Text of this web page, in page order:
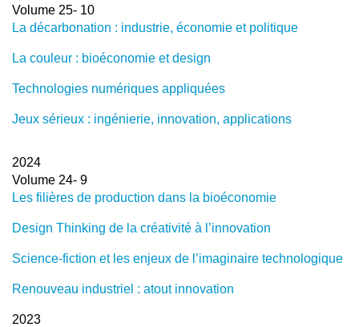
Volume 25- 10
La décarbonation : industrie, économie et politique
La couleur : bioéconomie et design
Technologies numériques appliquées
Jeux sérieux : ingénierie, innovation, applications
2024
Volume 24- 9
Les filières de production dans la bioéconomie
Design Thinking de la créativité à l’innovation
Science-fiction et les enjeux de l’imaginaire technologique
Renouveau industriel : atout innovation
2023